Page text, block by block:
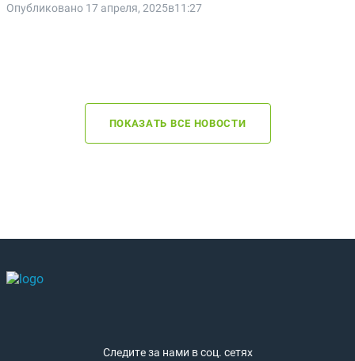
Опубликовано 17 апреля, 2025в11:27
ПОКАЗАТЬ ВСЕ НОВОСТИ
Следите за нами в соц. сетях